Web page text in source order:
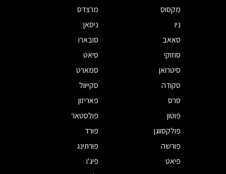
מקסוס
מרצדס
ניו
ניסאן
סאאב
סובארו
סוזוקי
סיאט
סיטרואן
סמארט
סקודה
סקייוול
סרס
פאריזון
פוטון
פולסטאר
פולקסווגן
פורד
פורשה
פורתינג
פיאט
פיג'ו